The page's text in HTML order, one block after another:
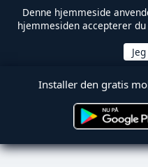
Denne hjemmeside
hjemmesiden accepterer
Installer den gratis